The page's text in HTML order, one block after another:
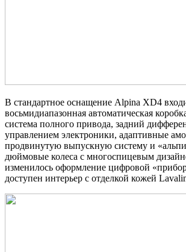
В стандартное оснащение Alpina XD4
восьмидиапазонная автоматическая
система полного привода, задний
управлением электроники, адаптивные
продвинутую выпускную систему и
дюймовые колеса с многоспицевым
изменилось оформление цифровой
доступен интерьер с отделкой кожей